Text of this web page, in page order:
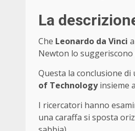
La
Che Leonardo da Vinci
Newton lo
Questa la conclusione
of Technologyinsieme
I ricercatori hanno
una caraffa si sposta